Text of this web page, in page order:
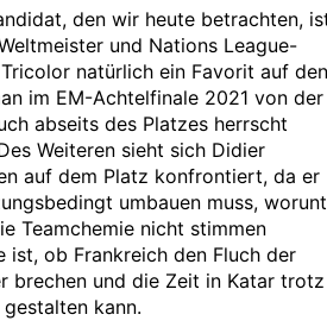
den wir heute betrachten,
und Nations League-
natürlich ein Favorit auf den
im EM-Achtelfinale 2021 von der
abseits des Platzes herrscht
Weiteren sieht sich Didier
auf dem Platz konfrontiert, da er
umbauen muss,
Teamchemie nicht stimmen
ist, ob Frankreich den Fluch der
brechen und die Zeit in Katar trotz
kann.